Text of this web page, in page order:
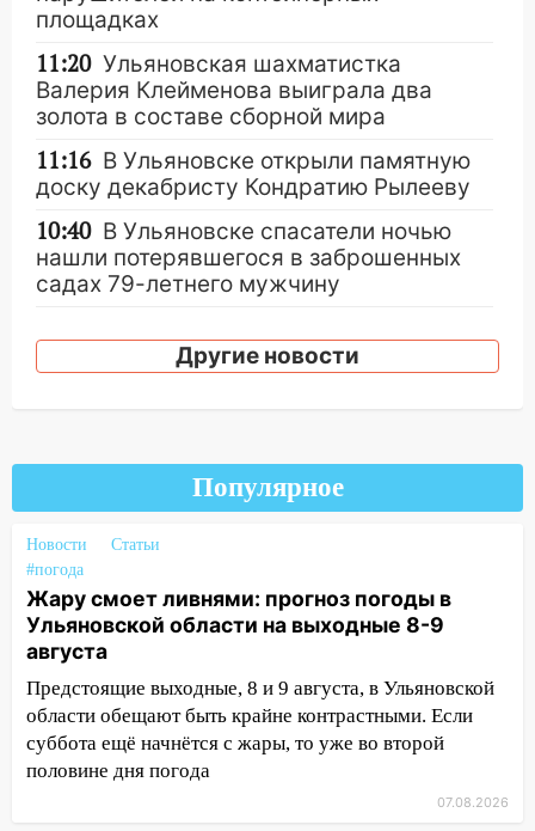
площадках
11:20 Ульяновская шахматистка
Валерия Клейменова выиграла два
золота в составе сборной мира
11:16 В Ульяновске открыли памятную
доску декабристу Кондратию Рылееву
10:40 В Ульяновске спасатели ночью
нашли потерявшегося в заброшенных
садах 79-летнего мужчину
временно отключили холодную воду
Ночью беспилотники сбили над
областью
09:41
Диана Шурыгина уверовала в
Бога в СИЗО
09:35 В Ульяновске директора фирмы
будут судить за неуплату налогов на 48
млн рублей
08:22
Подросток на питбайке сбил
велосипедистку: пострадали двое
Другие новости
Популярное
Новости
Статьи
#погода
Жару смоет ливнями: прогноз погоды в
Ульяновской области на выходные 8-9
августа
Предстоящие выходные, 8 и 9 августа, в Ульяновской
области обещают быть крайне контрастными. Если
суббота ещё начнётся с жары, то уже во второй
половине дня погода
07.08.2026